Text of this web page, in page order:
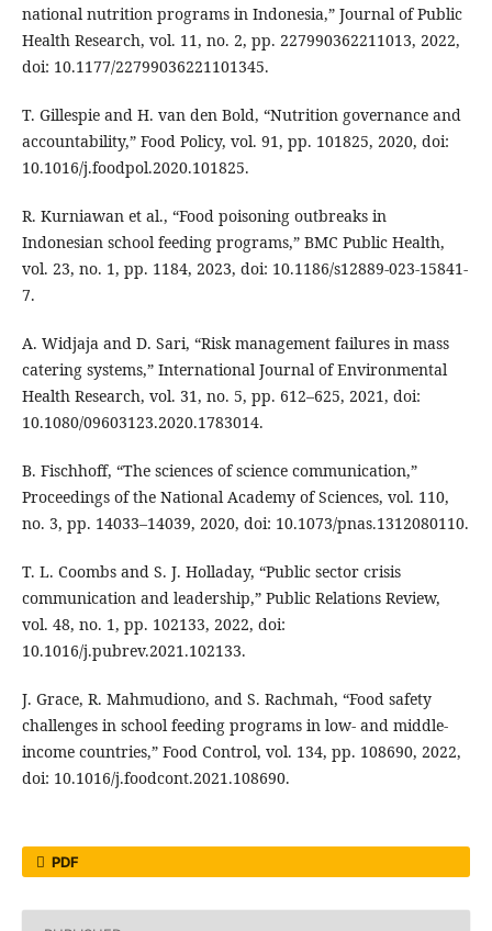
national nutrition programs in Indonesia,” Journal of Public
Health Research, vol. 11, no. 2, pp. 227990362211013, 2022,
doi: 10.1177/22799036221101345.
T. Gillespie and H. van den Bold, “Nutrition governance and
accountability,” Food Policy, vol. 91, pp. 101825, 2020, doi:
10.1016/j.foodpol.2020.101825.
R. Kurniawan et al., “Food poisoning outbreaks in
Indonesian school feeding programs,” BMC Public Health,
vol. 23, no. 1, pp. 1184, 2023, doi: 10.1186/s12889-023-15841-
7.
A. Widjaja and D. Sari, “Risk management failures in mass
catering systems,” International Journal of Environmental
Health Research, vol. 31, no. 5, pp. 612–625, 2021, doi:
10.1080/09603123.2020.1783014.
B. Fischhoff, “The sciences of science communication,”
Proceedings of the National Academy of Sciences, vol. 110,
no. 3, pp. 14033–14039, 2020, doi: 10.1073/pnas.1312080110.
T. L. Coombs and S. J. Holladay, “Public sector crisis
communication and leadership,” Public Relations Review,
vol. 48, no. 1, pp. 102133, 2022, doi:
10.1016/j.pubrev.2021.102133.
J. Grace, R. Mahmudiono, and S. Rachmah, “Food safety
challenges in school feeding programs in low- and middle-
income countries,” Food Control, vol. 134, pp. 108690, 2022,
doi: 10.1016/j.foodcont.2021.108690.
PDF